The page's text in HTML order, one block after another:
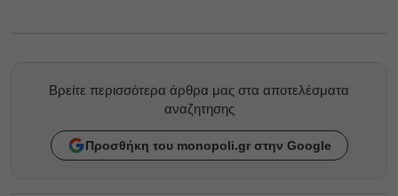
Βρείτε περισσότερα άρθρα μας στα αποτελέσματα
αναζητησης
Προσθήκη του monopoli.gr στην Google